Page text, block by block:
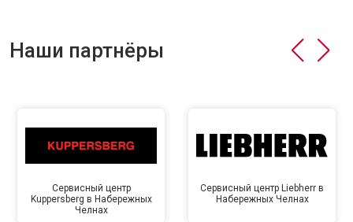
Наши партнёры
Сервисный центр
Kuppersberg в Набережных
Челнах
Сервисный центр Liebherr в
Набережных Челнах